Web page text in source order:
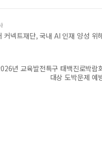
커넥트재단, 국내 AI 인재 양성 위
년 교육발전특구 태백진로박람
대상 도박문제 예